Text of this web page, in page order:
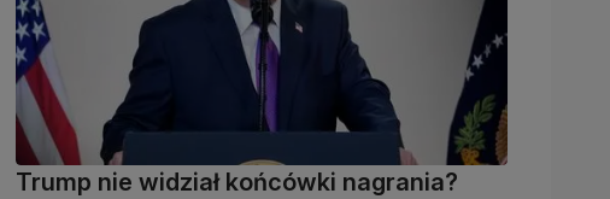
Trump nie widział końcówki nagrania?